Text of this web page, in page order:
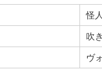
怪人
吹
ヴ